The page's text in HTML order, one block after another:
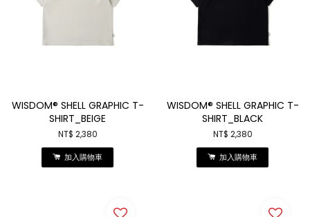
WISDOM® SHELL GRAPHIC T-
SHIRT_BEIGE
NT$ 2,380
加入購物車
WISDOM® SHELL GRAPHIC T-
SHIRT_BLACK
NT$ 2,380
加入購物車